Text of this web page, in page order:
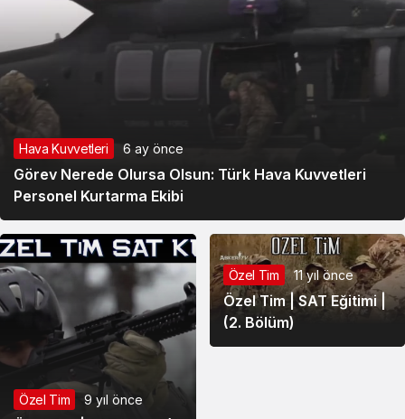
Hava Kuvvetleri 6 ay önce
Görev Nerede Olursa Olsun: Türk Hava Kuvvetleri
Personel Kurtarma Ekibi
Özel Tim 9 yıl önce
Özel Tim 11 yıl önce
Özel Tim | SAT Eğitimi |
(2. Bölüm)